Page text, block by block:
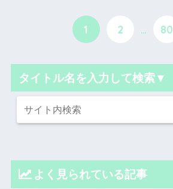
1 2 … 80
タイトル名を入力して検索▼
よく見られている記事